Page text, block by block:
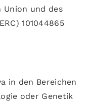
Union und des
101044865
in den Bereichen
oder Genetik